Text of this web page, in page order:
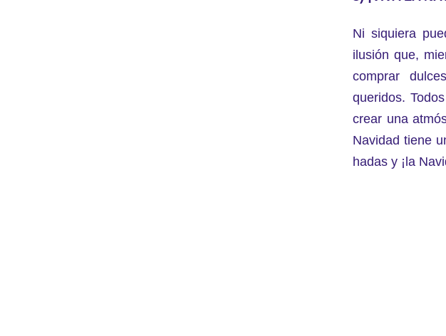
Ni siquiera
ilusión que,
comprar
queridos.
crear una
Navidad tiene
hadas y ¡la